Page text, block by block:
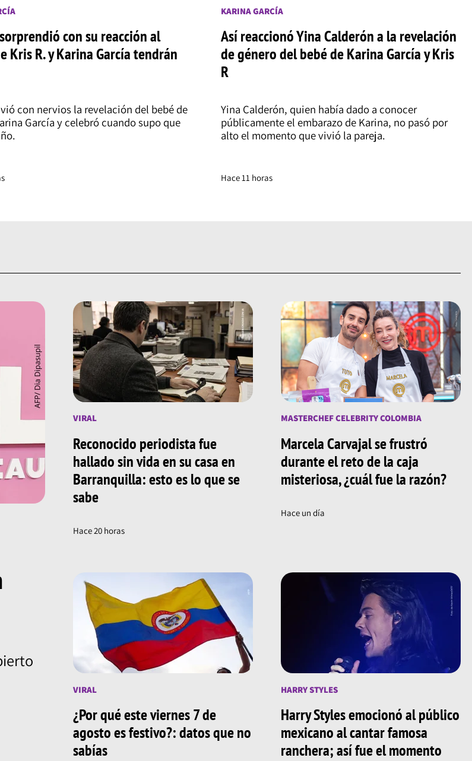
con su reacción al
Kris R. y Karina García tendrán
con nervios la revelación del bebé de
García y celebró cuando supo que
KARINA GARCÍA
Así reaccionó Yina Calderón a la revelación
de género del bebé de Karina García y Kris
R
Yina Calderón, quien había dado a conocer
públicamente el embarazo de Karina, no pasó por
alto el momento que vivió la pareja.
Hace 11 horas
VIRAL
Reconocido periodista fue
hallado sin vida en su casa en
Barranquilla: esto es lo que se
sabe
Hace 20 horas
MASTERCHEF CELEBRITY COLOMBIA
Marcela Carvajal se frustró
durante el reto de la caja
misteriosa, ¿cuál fue la razón?
Hace un día
VIRAL
¿Por qué este viernes 7 de
agosto es festivo?: datos que no
sabías
HARRY STYLES
Harry Styles emocionó al público
mexicano al cantar famosa
ranchera; así fue el momento